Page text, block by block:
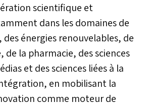
scientifique et
dans les domaines de
énergies renouvelables, de
de la pharmacie, des sciences
et des sciences liées à la
en mobilisant la
comme moteur de